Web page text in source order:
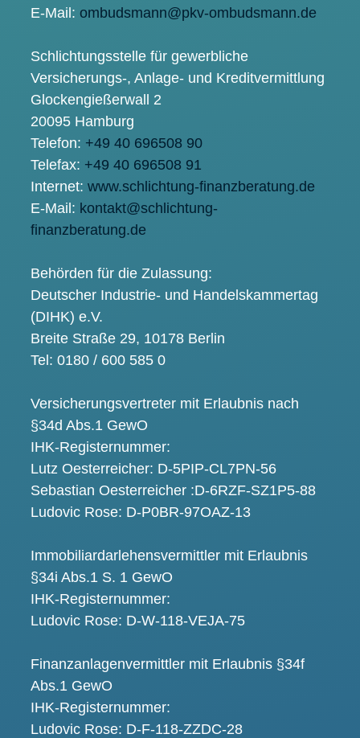
E-Mail: ombudsmann@pkv-ombudsmann.de
Schlichtungsstelle für gewerbliche
Versicherungs-, Anlage- und Kreditvermittlung
Glockengießerwall 2
20095 Hamburg
Telefon: +49 40 696508 90
Telefax: +49 40 696508 91
Internet: www.schlichtung-finanzberatung.de
E-Mail: kontakt@schlichtung-
finanzberatung.de
Behörden für die Zulassung:
Deutscher Industrie- und Handelskammertag
(DIHK) e.V.
Breite Straße 29, 10178 Berlin
Tel: 0180 / 600 585 0
Versicherungsvertreter mit Erlaubnis nach
§34d Abs.1 GewO
IHK-Registernummer:
Lutz Oesterreicher: D-5PIP-CL7PN-56
Sebastian Oesterreicher :D-6RZF-SZ1P5-88
Ludovic Rose: D-P0BR-97OAZ-13
Immobiliardarlehensvermittler mit Erlaubnis
§34i Abs.1 S. 1 GewO
IHK-Registernummer:
Ludovic Rose: D-W-118-VEJA-75
Finanzanlagenvermittler mit Erlaubnis §34f
Abs.1 GewO
IHK-Registernummer:
Ludovic Rose: D-F-118-ZZDC-28